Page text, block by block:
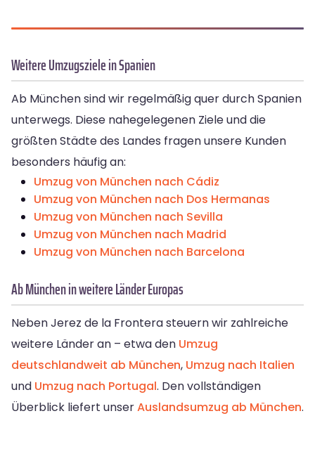
Weitere Umzugsziele in Spanien
Ab München sind wir regelmäßig quer durch Spanien
unterwegs. Diese nahegelegenen Ziele und die
größten Städte des Landes fragen unsere Kunden
besonders häufig an:
Umzug von München nach Cádiz
Umzug von München nach Dos Hermanas
Umzug von München nach Sevilla
Umzug von München nach Madrid
Umzug von München nach Barcelona
Ab München in weitere Länder Europas
Neben Jerez de la Frontera steuern wir zahlreiche
weitere Länder an – etwa den Umzug
deutschlandweit ab München, Umzug nach Italien
und Umzug nach Portugal. Den vollständigen
Überblick liefert unserAuslandsumzug ab München.